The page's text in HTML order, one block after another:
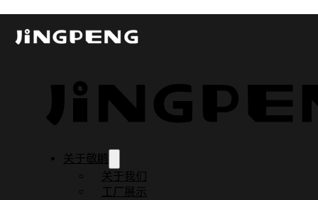
关于敬鹏
关于我们
工厂展示
阅读时间：3 分钟